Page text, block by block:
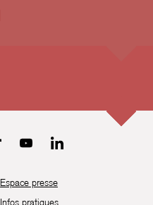
Espace presse
Infos pratiques